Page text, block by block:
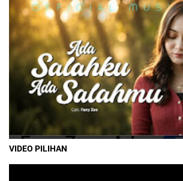
VIDEO PILIHAN